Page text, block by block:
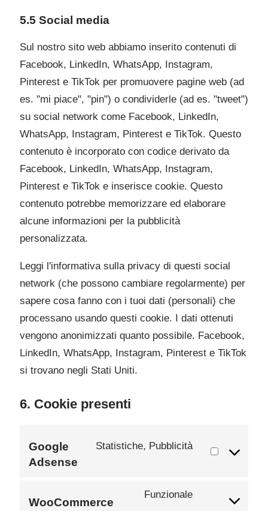
5.5 Social media
Sul nostro sito web abbiamo inserito contenuti di
Facebook, LinkedIn, WhatsApp, Instagram,
Pinterest e TikTok per promuovere pagine web (ad
es. "mi piace", "pin") o condividerle (ad es. "tweet")
su social network come Facebook, LinkedIn,
WhatsApp, Instagram, Pinterest e TikTok. Questo
contenuto è incorporato con codice derivato da
Facebook, LinkedIn, WhatsApp, Instagram,
Pinterest e TikTok e inserisce cookie. Questo
contenuto potrebbe memorizzare ed elaborare
alcune informazioni per la pubblicità
personalizzata.
Leggi l'informativa sulla privacy di questi social
network (che possono cambiare regolarmente) per
sapere cosa fanno con i tuoi dati (personali) che
processano usando questi cookie. I dati ottenuti
vengono anonimizzati quanto possibile. Facebook,
LinkedIn, WhatsApp, Instagram, Pinterest e TikTok
si trovano negli Stati Uniti.
6. Cookie presenti
Google
Adsense
Statistiche, Pubblicità
WooCommerce
Funzionale